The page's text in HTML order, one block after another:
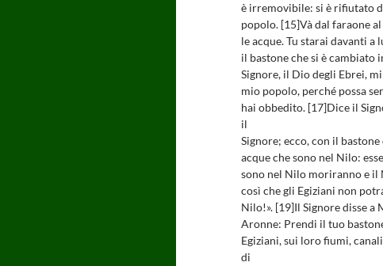
è irremovibile: si è rifiutato
popolo. [15]Và dal faraone
le acque. Tu starai davanti
il bastone che si è
Signore, il Dio degli Ebrei,
mio popolo, perché possa
hai obbedito. [17]Dice il
il
Signore; ecco, con il
acque che sono nel Nilo:
sono nel Nilo moriranno e il
così che gli Egiziani non
Nilo!». [19]Il Signore disse a
Aronne: Prendi il tuo
Egiziani, sui loro fiumi,
di